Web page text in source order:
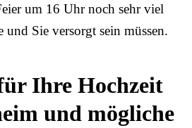
um 16 Uhr noch sehr viel
und Sie versorgt sein müssen.
Ihre Hochzeit
und mögliche